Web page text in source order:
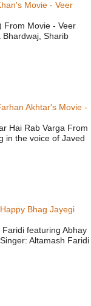
Movie - Veer
From Movie - Veer
Sharib
Akhtar's Movie -
Hai Rab Varga From
in the voice of Javed
Bhag Jayegi
featuring Abhay
Altamash Faridi